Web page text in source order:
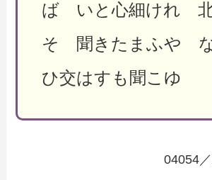
ば いと心細けれ 北
そ 聞きたまふや
ひ交はすも聞こゆ
04054